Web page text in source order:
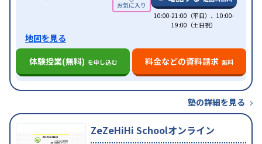
10:00-21:00（平日）、10:00-
19:00（土日祝）
地図を見る
体験授業(無料) を申し込む 料金などの資料請求 無料
塾の詳細を見る
ZeZeHiHi Schoolオンライン